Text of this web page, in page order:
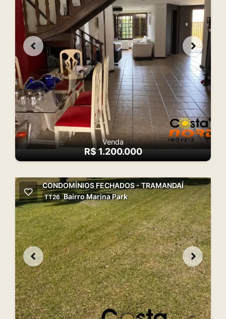
Venda
R$ 1.200.000
CONDOMÍNIOS FECHADOS - TRAMANDAÍ
TT26 Bairro Marina Park